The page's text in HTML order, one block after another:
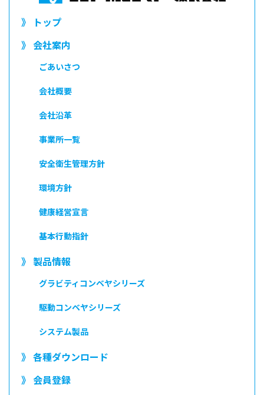
》 トップ
》 会社案内
ごあいさつ
会社概要
会社沿革
事業所一覧
安全衛生管理方針
環境方針
健康経営宣言
基本行動指針
》 製品情報
グラビティコンベヤシリーズ
駆動コンベヤシリーズ
システム製品
》 各種ダウンロード
》 会員登録